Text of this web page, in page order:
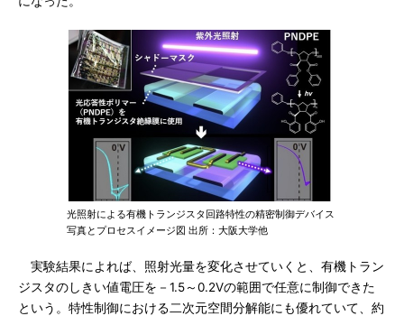
光照射による有機トランジスタ回路特性の精密制御デバイス
写真とプロセスイメージ図 出所：大阪大学他
実験結果によれば、照射光量を変化させていくと、有機トラン
ジスタのしきい値電圧を－1.5～0.2Vの範囲で任意に制御できた
という。特性制御における二次元空間分解能にも優れていて、約